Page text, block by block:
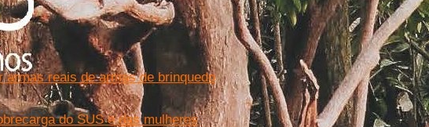
reais de armas de brinquedo
do SUS e das mulheres